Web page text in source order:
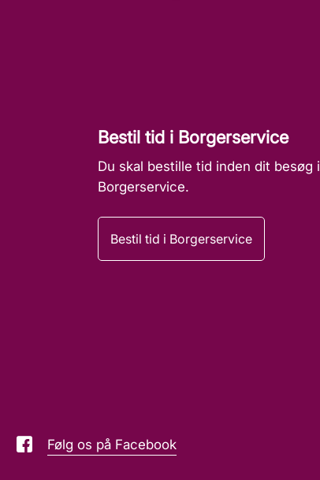
Bestil tid i Borgerservice
Du skal bestille tid inden dit besøg i
Borgerservice.
Bestil tid i Borgerservice
Følg os på Facebook